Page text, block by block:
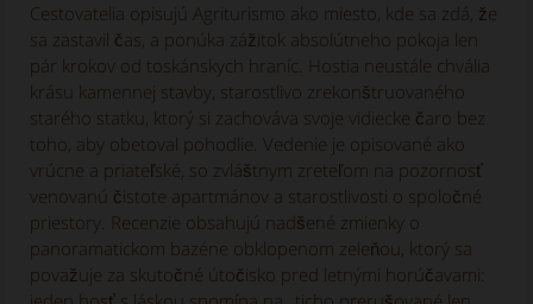
Cestovatelia opisujú Agriturismo ako miesto, kde sa zdá, že
sa zastavil čas, a ponúka zážitok absolútneho pokoja len
pár krokov od toskánskych hraníc. Hostia neustále chvália
krásu kamennej stavby, starostlivo zrekonštruovaného
starého statku, ktorý si zachováva svoje vidiecke čaro bez
toho, aby obetoval pohodlie. Vedenie je opisované ako
vrúcne a priateľské, so zvláštnym zreteľom na pozornosť
venovanú čistote apartmánov a starostlivosti o spoločné
priestory. Recenzie obsahujú nadšené zmienky o
panoramatickom bazéne obklopenom zeleňou, ktorý sa
považuje za skutočné útočisko pred letnými horúčavami: